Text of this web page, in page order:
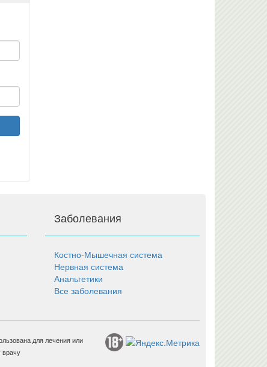
Заболевания
Костно-Мышечная система
Нервная система
Анальгетики
Все заболевания
для лечения или
врачу